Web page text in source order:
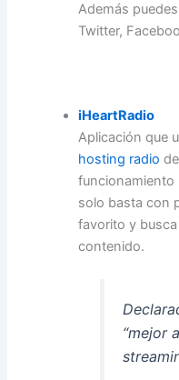
Además
Twitter,
iHeartRadio
Aplicación que
hosting radio
funcionamiento
solo basta con
favorito y
contenido.
“mejor